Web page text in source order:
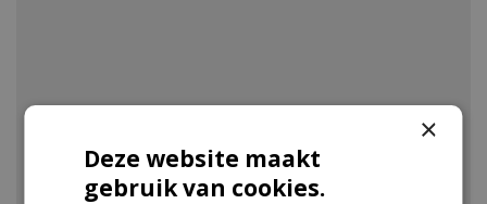
×
Deze website maakt
gebruik van cookies.